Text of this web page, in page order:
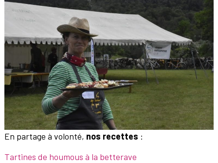
En partage à volonté, nos recettes :
Tartines de houmous à la betterave